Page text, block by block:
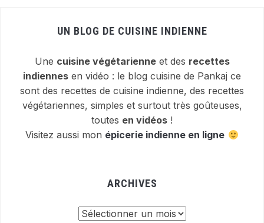
UN BLOG DE CUISINE INDIENNE
Une cuisine végétarienneet des recettes
indiennes en vidéo : le blog cuisine de Pankaj ce
sont des recettes de cuisine indienne, des recettes
végétariennes, simples et surtout très goûteuses,
toutes en vidéos !
Visitez aussi mon épicerie indienne en ligne
ARCHIVES